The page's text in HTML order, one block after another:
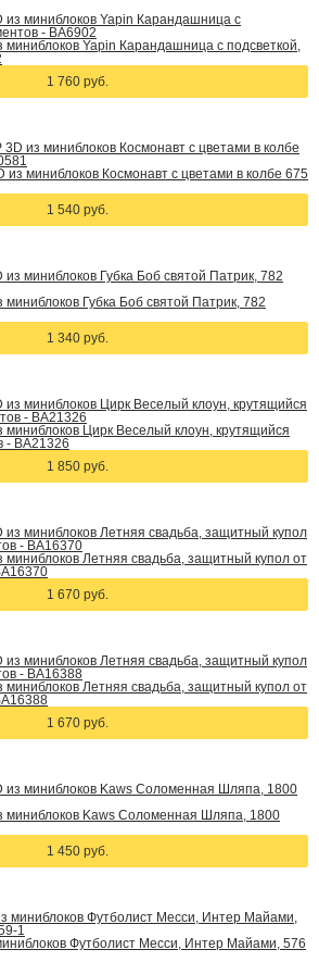
миниблоков Yapin Карандашница с подсветкой,
1 760 руб.
из миниблоков Космонавт с цветами в колбе 675
1 540 руб.
миниблоков Губка Боб святой Патрик, 782
1 340 руб.
миниблоков Цирк Веселый клоун, крутящийся
- BA21326
1 850 руб.
миниблоков Летняя свадьба, защитный купол от
1 670 руб.
миниблоков Летняя свадьба, защитный купол от
1 670 руб.
миниблоков Kaws Соломенная Шляпа, 1800
1 450 руб.
Футболист Месси, Интер Майами, 576